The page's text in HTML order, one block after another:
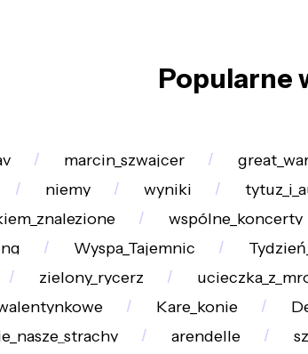
Popularne
marcin_szwajcer
niemy wyniki
wspólne_koncerty
Wyspa_Tajemnic
zielony_rycerz
Kare_konie
arendelle